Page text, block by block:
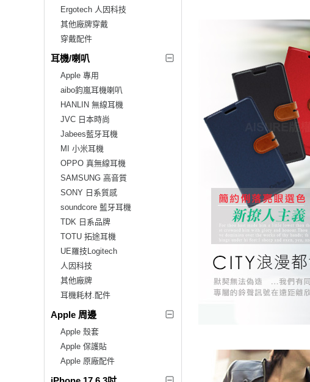
Ergotech 人因科技
其他廠牌穿戴
穿戴配件
耳機/喇叭
Apple 專用
aibo鈞嵐耳機喇叭
HANLIN 無線耳機
JVC 日本時尚
Jabees藍牙耳機
MI 小米耳機
OPPO 真無線耳機
SAMSUNG 高音質
SONY 日系質感
soundcore 藍牙耳機
TDK 日系品牌
TOTU 拓途耳機
UE羅技Logitech
人因科技
其他廠牌
耳機耗材.配件
Apple 周邊
Apple 殼套
Apple 保護貼
Apple 原廠配件